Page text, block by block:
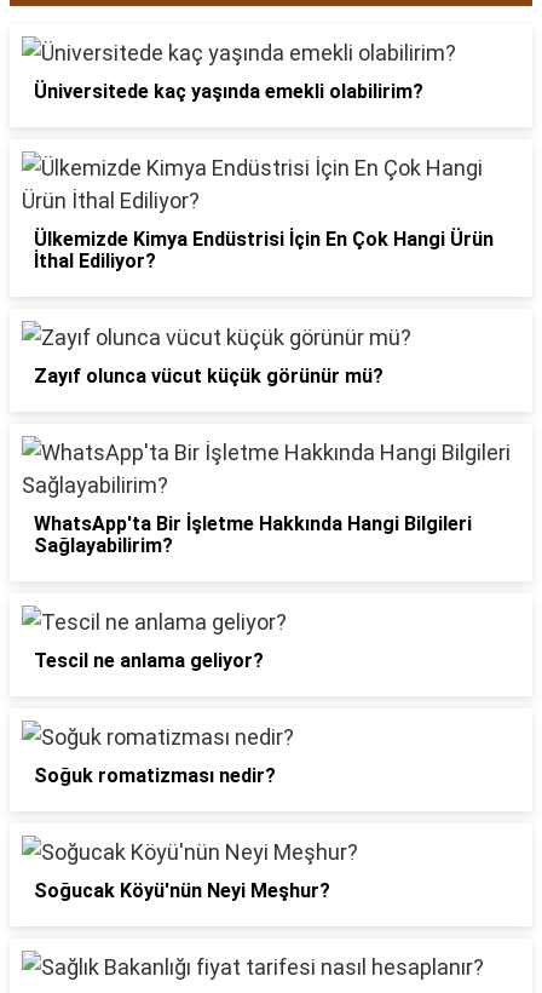
Üniversitede kaç yaşında emekli olabilirim?
Ülkemizde Kimya Endüstrisi İçin En Çok Hangi Ürün
İthal Ediliyor?
Zayıf olunca vücut küçük görünür mü?
WhatsApp'ta Bir İşletme Hakkında Hangi Bilgileri
Sağlayabilirim?
Tescil ne anlama geliyor?
Soğuk romatizması nedir?
Soğucak Köyü'nün Neyi Meşhur?